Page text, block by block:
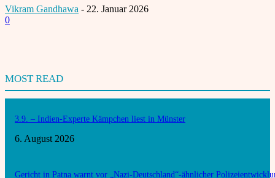
Vikram Gandhawa - 22. Januar 2026
0
MOST READ
3.9. – Indien-Experte Kämpchen liest in Münster
6. August 2026
Gericht in Patna warnt vor „Nazi-Deutschland“-ähnlicher